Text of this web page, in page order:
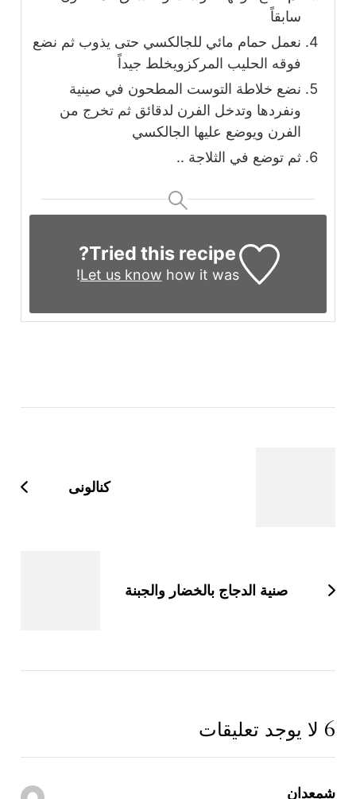
سابقاً
نعمل حمام مائي للجالكسي حتى يذوب ثم نضع
فوقه الحليب المركزويخلط جيداً
نضع خلاطة التوست المطحون في صينية
ونفردها وتدخل الفرن لدقائق ثم تخرج من
الفرن ويوضع عليها الجالكسي
ثم توضع في الثلاجة ..
Tried this recipe?
Let us know how it was!
كنالونى
صنية الدجاج بالخضار والجبنة
6 لا يوجد تعليقات
شمعدان